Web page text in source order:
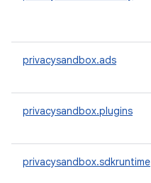
privacysandbox.ads
privacysandbox.plugins
privacysandbox.sdkruntime